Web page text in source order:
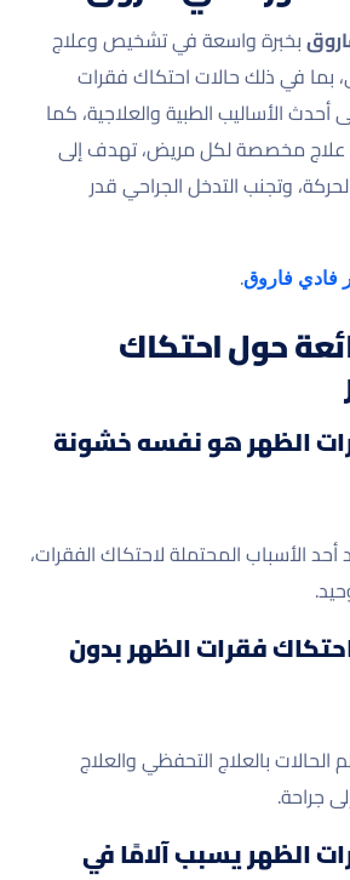
بخبرة واسعة في تشخيص وعلاج
بما في ذلك حالات احتكاك فقرات
أحدث الأساليب الطبية والعلاجية، كما
مخصصة لكل مريض، تهدف إلى
وتجنب التدخل الجراحي قدر
فادي فاروق.
حول احتكاك
الظهر هو نفسه خشونة
الأسباب المحتملة لاحتكاك الفقرات،
فقرات الظهر بدون
بالعلاج التحفظي والعلاج
جراحة.
الظهر يسبب آلامًا في